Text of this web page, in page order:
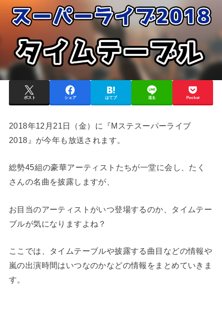
ポスト シェア はてブ 送る Pocket
2018年12月21日（金）に『Mステスーパーライブ
2018』が今年も放送されます。
総勢45組の豪華アーティストたちが一堂に会し、たく
さんの名曲を披露しますが、
お目当のアーティストがいつ登場するのか、タイムテー
ブルが気になりますよね？
ここでは、タイムテーブルや披露する曲目などの情報や
嵐の出演時間はいつなのかなどの情報をまとめていきま
す。